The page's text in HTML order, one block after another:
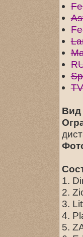
Вид
1.
2.
3.
4.
5.